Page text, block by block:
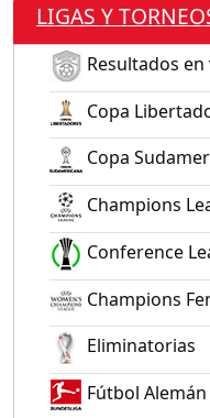
LIGAS Y
Resultados en
Copa
Copa
Champions
Conference
Champions
Eliminatorias
Fútbol Alemán